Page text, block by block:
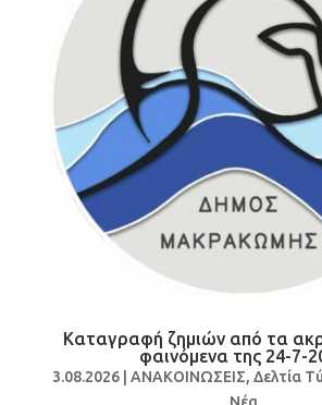
Καταγραφή ζημιών από τα
φαινόμενα της 24-7-
3.08.2026| ΑΝΑΚΟΙΝΩΣΕΙΣ, Δελτία